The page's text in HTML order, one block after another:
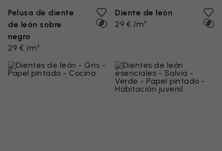
Pelusa de diente
de león sobre
negro
29 € /m²
Diente de león
29 € /m²